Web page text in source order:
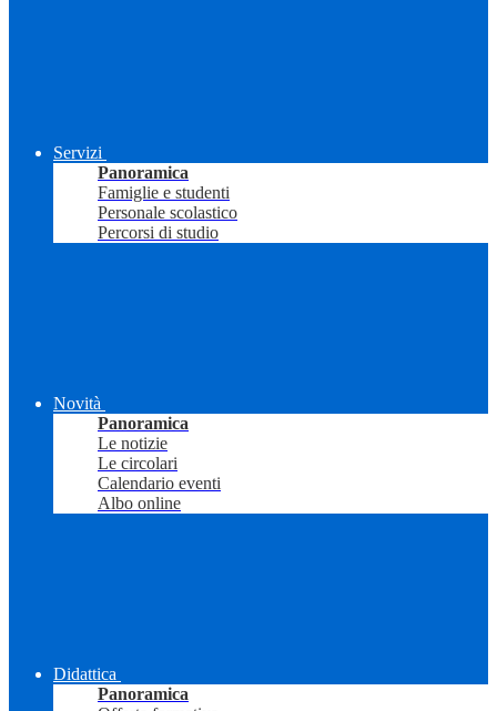
Servizi
Panoramica
Famiglie e studenti
Personale scolastico
Percorsi di studio
Novità
Panoramica
Le notizie
Le circolari
Calendario eventi
Albo online
Didattica
Panoramica